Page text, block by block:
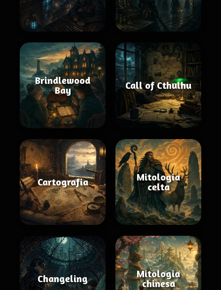
Brindlewood
Bay
Call of Cthulhu
Cartografia
Mitologia
celta
Changeling
Mitologia
chinesa